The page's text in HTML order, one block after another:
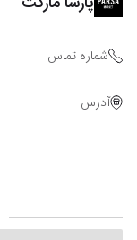
شماره تماس
آدرس